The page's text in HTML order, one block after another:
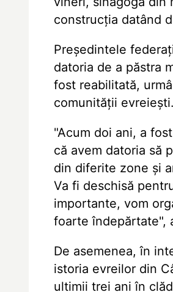
construcția datând
Președintele
datoria de a păstra
fost reabilitată,
comunității evreiești.
"Acum doi ani, a
că avem datoria să
din diferite zone și
Va fi deschisă
importante, vom
foarte îndepărtate",
De asemenea, în
istoria evreilor din
ultimii trei ani în